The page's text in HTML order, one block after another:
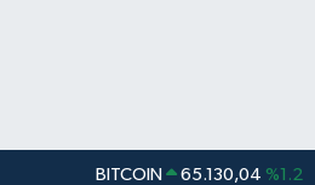
DOLAR 47,7106 %0.17